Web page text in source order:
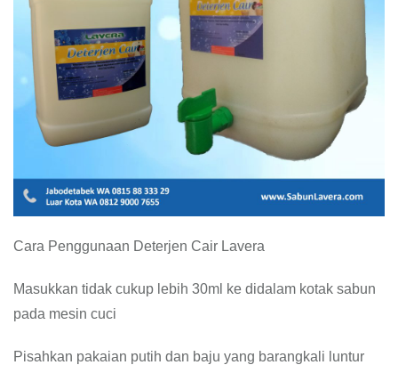
Cara Penggunaan Deterjen Cair Lavera
Masukkan tidak cukup lebih 30ml ke didalam kotak sabun
pada mesin cuci
Pisahkan pakaian putih dan baju yang barangkali luntur